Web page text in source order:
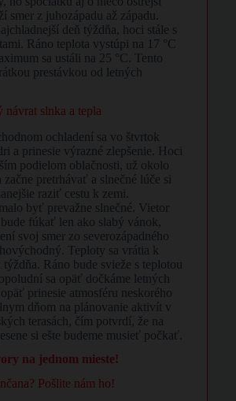
smer z juhozápadu až západu.
deň týždňa, hoci stále s
Ráno teplota vystúpi na 17 °C
sa ustáli na 25 °C. Tento
prestávkou od letných
slnka a tepla
ochladení sa vo štvrtok
a prinesie výrazné zlepšenie. Hoci
podielom oblačnosti, už okolo
pretrhávať a slnečné lúče si
raziť cestu k zemi.
byť prevažne slnečné. Vietor
fúkať len ako slabý vánok,
svoj smer zo severozápadného
Teploty sa vrátia k
Ráno bude svieže s teplotou
sa opäť dočkáme letných
prinesie atmosféru neskorého
dňom na plánovanie aktivít v
terasách, čím potvrdí, že na
si ešte budeme musieť počkať.
na jednom mieste!
Pošlite nám ho!